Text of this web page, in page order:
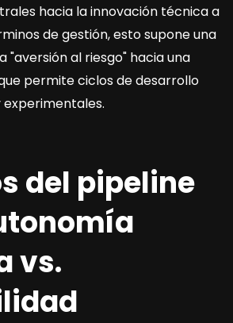
hacia la innovación técnica a
de gestión, esto supone una
"aversión al riesgo" hacia una
permite ciclos de desarrollo
experimentales.
del pipeline
vs.